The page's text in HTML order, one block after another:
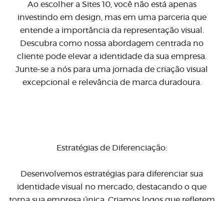
Ao escolher a Sites 10, você não está apenas
investindo em design, mas em uma parceria que
entende a importância da representação visual.
Descubra como nossa abordagem centrada no
cliente pode elevar a identidade da sua empresa.
Junte-se a nós para uma jornada de criação visual
excepcional e relevância de marca duradoura.
Estratégias de Diferenciação:
Desenvolvemos estratégias para diferenciar sua
identidade visual no mercado, destacando o que